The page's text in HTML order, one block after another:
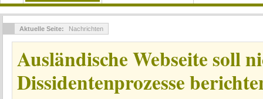
Aktuelle Seite: Nachrichten
Ausländische Webseite soll
Dissidentenprozesse